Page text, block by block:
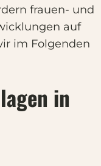
frauen- und
auf
im Folgenden
in